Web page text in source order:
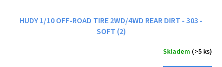
HUDY 1/10 OFF-ROAD TIRE 2WD/4WD REAR DIRT - 303 -
SOFT (2)
Skladem (>5 ks)